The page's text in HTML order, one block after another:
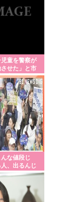
感に戸惑い
辞める人、
児童を警察が
せた」と市
児童……ど
な値段じ
、出るんじ